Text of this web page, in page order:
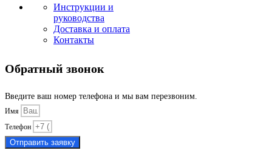
Инструкции и
руководства
Доставка и оплата
Контакты
Обратный звонок
Введите ваш номер телефона и мы вам перезвоним.
Имя
Телефон
Отправить заявку